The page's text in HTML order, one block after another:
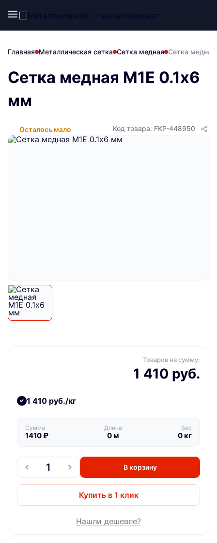
Главная Металлическая сетка Сетка медная Сетка
Сетка медная М1Е 0.1х6
мм
Осталось мало Код товара: FKP-448950
Товаров на сумму:
1 410 руб.
1 410 руб./кг
Сумма
1410₽
Длина
0м
Вес
0кг
В корзину
Купить в 1 клик
Нашли дешевле?